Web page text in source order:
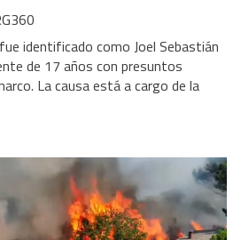
identificado como Joel Sebastián
de 17 años con presuntos
La causa está a cargo de la